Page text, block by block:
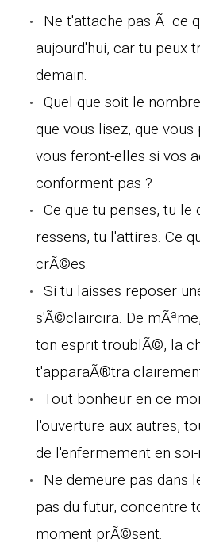
Ne t'attache pas Ã ce
aujourd'hui, car tu peux
demain.
Quel que soit le
que vous lisez, que
vous feront-elles si vos
conforment pas ?
Ce que tu penses, tu le
ressens, tu l'attires. Ce
crÃ©es.
Si tu laisses reposer
s'Ã©claircira. De
ton esprit troublÃ©, la
t'apparaÃ®tra
Tout bonheur en ce
l'ouverture aux autres,
de l'enfermement en soi-
Ne demeure pas dans
pas du futur, concentre
moment prÃ©sent.